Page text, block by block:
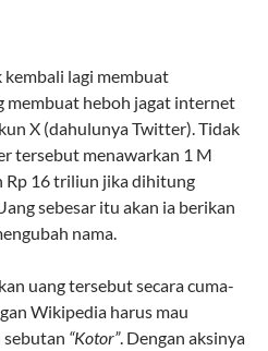
lagi membuat
membuat heboh jagat internet
X (dahulunya Twitter). Tidak
tersebut menawarkan 1 M
Rp 16 triliun jika dihitung
sebesar itu akan ia berikan
nama.
uang tersebut secara cuma-
Wikipedia harus mau
sebutan “Kotor”. Dengan aksinya